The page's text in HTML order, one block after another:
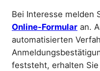
Bei Interesse melden
Online-Formular an.
automatisierten
feststeht, erhalten